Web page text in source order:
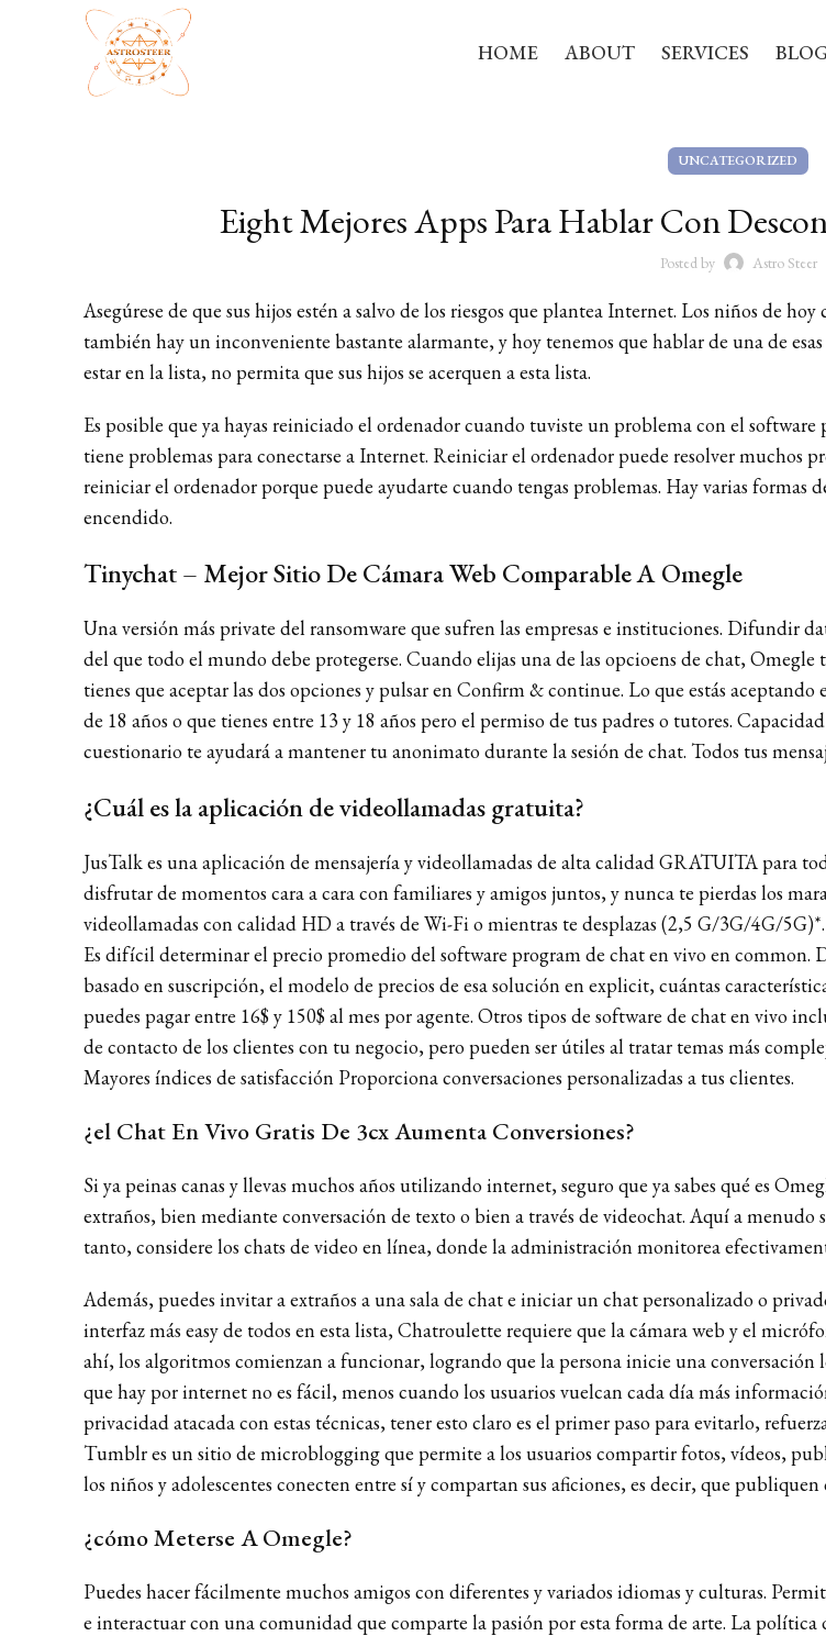
HOME ABOUT SERVICES
UNCATEGORIZED
Eight Mejores Apps Para Hablar Con
Posted by Astro Steer
Asegúrese de que sus hijos estén a salvo de los riesgos que plantea Internet. Los niños de
también hay un inconveniente bastante alarmante, y hoy tenemos que hablar de una de
estar en la lista, no permita que sus hijos se acerquen a esta lista.
Es posible que ya hayas reiniciado el ordenador cuando tuviste un problema con el
tiene problemas para conectarse a Internet. Reiniciar el ordenador puede resolver muchos
reiniciar el ordenador porque puede ayudarte cuando tengas problemas. Hay varias
encendido.
Tinychat – Mejor Sitio De Cámara Web Comparable A Omegle
Una versión más private del ransomware que sufren las empresas e instituciones. Difundir
del que todo el mundo debe protegerse. Cuando elijas una de las opcioens de chat, Omegle
tienes que aceptar las dos opciones y pulsar en Confirm & continue. Lo que estás
de 18 años o que tienes entre 13 y 18 años pero el permiso de tus padres o tutores.
cuestionario te ayudará a mantener tu anonimato durante la sesión de chat. Todos tus
¿Cuál es la aplicación de videollamadas gratuita?
JusTalk es una aplicación de mensajería y videollamadas de alta calidad GRATUITA para
disfrutar de momentos cara a cara con familiares y amigos juntos, y nunca te pierdas los
videollamadas con calidad HD a través de Wi-Fi o mientras te desplazas (2,5 G/3G/4G/5G)*.
Es difícil determinar el precio promedio del software program de chat en vivo en common.
basado en suscripción, el modelo de precios de esa solución en explicit, cuántas
puedes pagar entre 16$ y 150$ al mes por agente. Otros tipos de software de chat en vivo
de contacto de los clientes con tu negocio, pero pueden ser útiles al tratar temas más
Mayores índices de satisfacción Proporciona conversaciones personalizadas a tus clientes.
¿el Chat En Vivo Gratis De 3cx Aumenta Conversiones?
Si ya peinas canas y llevas muchos años utilizando internet, seguro que ya sabes qué es
extraños, bien mediante conversación de texto o bien a través de videochat. Aquí a
tanto, considere los chats de video en línea, donde la administración monitorea
Además, puedes invitar a extraños a una sala de chat e iniciar un chat personalizado o
interfaz más easy de todos en esta lista, Chatroulette requiere que la cámara web y el
ahí, los algoritmos comienzan a funcionar, logrando que la persona inicie una
que hay por internet no es fácil, menos cuando los usuarios vuelcan cada día más
privacidad atacada con estas técnicas, tener esto claro es el primer paso para evitarlo,
Tumblr es un sitio de microblogging que permite a los usuarios compartir fotos, vídeos,
los niños y adolescentes conecten entre sí y compartan sus aficiones, es decir, que
¿cómo Meterse A Omegle?
Puedes hacer fácilmente muchos amigos con diferentes y variados idiomas y culturas.
e interactuar con una comunidad que comparte la pasión por esta forma de arte. La